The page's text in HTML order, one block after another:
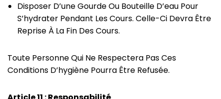
Disposer D’une Gourde Ou Bouteille D’eau Pour
S’hydrater Pendant Les Cours. Celle-Ci Devra Être
Reprise À La Fin Des Cours.
Toute Personne Qui Ne Respectera Pas Ces
Conditions D’hygiène Pourra Être Refusée.